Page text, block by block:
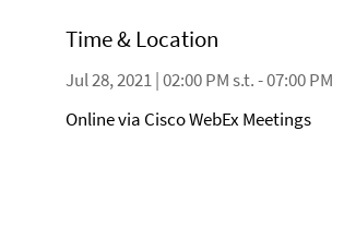
Time & Location
Jul 28, 2021 | 02:00 PM s.t. - 07:00 PM
Online via Cisco WebEx Meetings